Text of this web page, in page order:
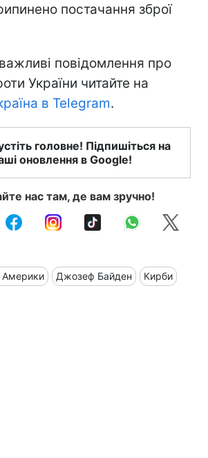
постачання зброї
повідомлення про
України читайте на
в Telegram.
головне! Підпишіться на
оновлення в Google!
нас там, де вам зручно!
Америки Джозеф Байден Кирби